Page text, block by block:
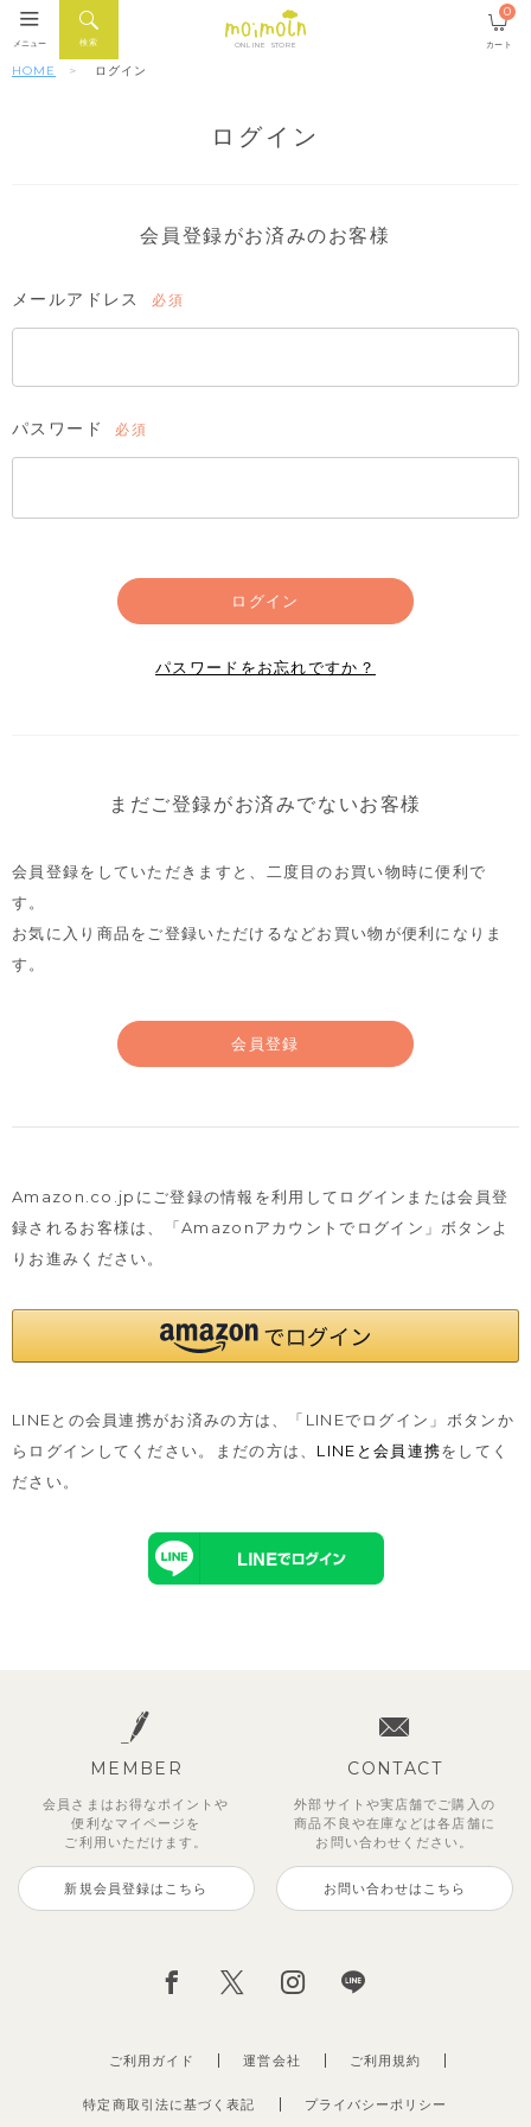
ONLINE STORE
検索
メニュー カート
0
HOME ログイン
ログイン
会員登録がお済みのお客様
メールアドレス
須)
パスワード
須)
ログイン
パスワードをお忘れですか？
まだご登録がお済みでないお客様
会員登録をしていただきますと、二度目のお買い物時に便利で
す。
お気に入り商品をご登録いただけるなどお買い物が便利になりま
す。
会員登録
Amazon.co.jpにご登録の情報を利用してログインまたは会員登
録されるお客様は、
「Amazonアカウントでログイン」ボタンよ
りお進みください。
LINEとの会員連携がお済みの方は、「LINEでログイン」ボタンか
らログインしてください。まだの方は、 LINEと会員連携をしてく
ださい。
MEMBER
会員さまはお得なポイントや
便利な マイページを
ご利用いただけます。
新規会員登録はこちら
CONTACT
外部サイトや実店舗でご購入の
商品不良や在庫などは各店舗に
お問い合わせください。
お問い合わせはこちら
ご利用ガイド 運営会社
特定商取引法に基づく表記 プライバシーポリシー
ご利用規約